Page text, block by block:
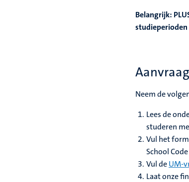
Belangrijk:
studieperioden
Neem de
Lees de
studeren
Vul het
School
Vul deUM-
Laat onze